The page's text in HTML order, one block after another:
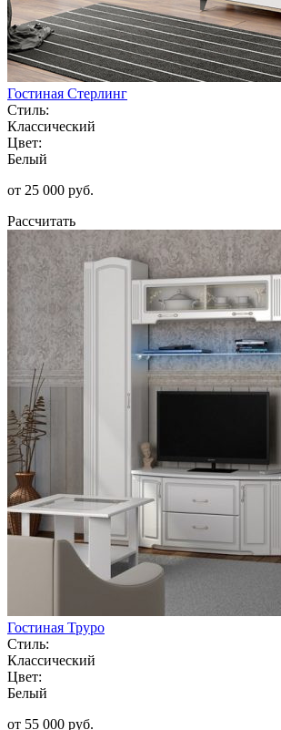
Гостиная Стерлинг
Стиль:
Классический
Цвет:
Белый
от 25 000 руб.
Рассчитать
Гостиная Труро
Стиль:
Классический
Цвет:
Белый
от 55 000 руб.